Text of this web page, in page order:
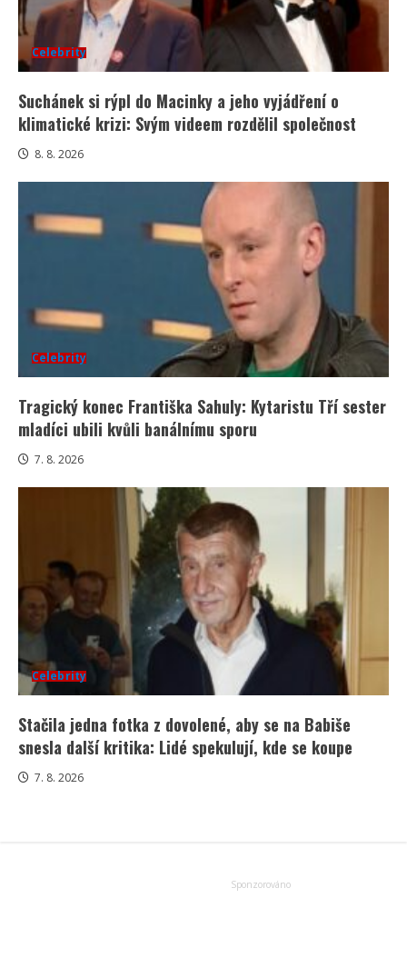
Celebrity
Suchánek si rýpl do Macinky a jeho vyjádření o
klimatické krizi: Svým videem rozdělil společnost
8. 8. 2026
Celebrity
Tragický konec Františka Sahuly: Kytaristu Tří sester
mladíci ubili kvůli banálnímu sporu
7. 8. 2026
Celebrity
Stačila jedna fotka z dovolené, aby se na Babiše
snesla další kritika: Lidé spekulují, kde se koupe
7. 8. 2026